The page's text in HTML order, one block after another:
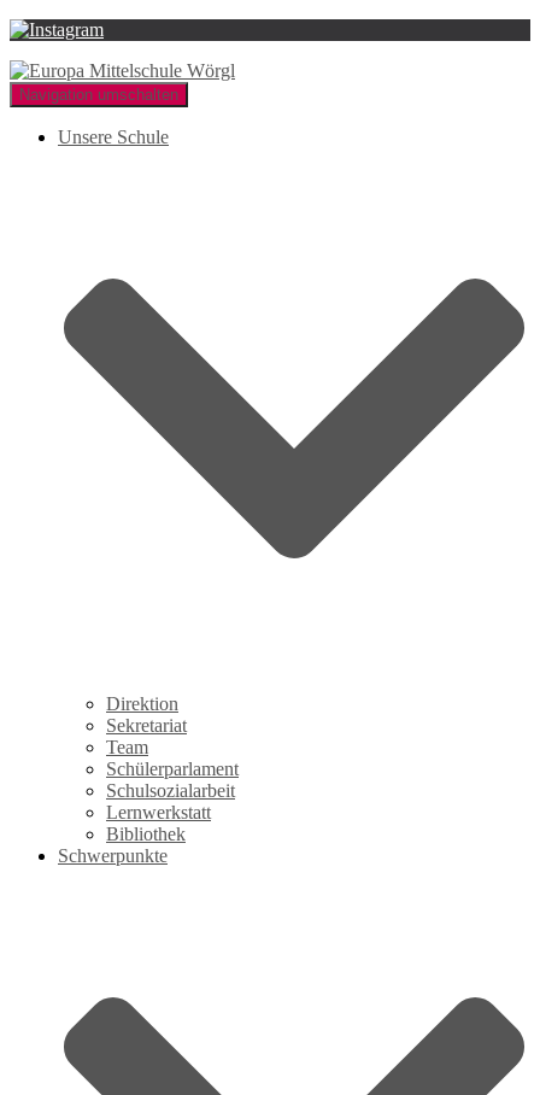
Navigation umschalten
Unsere Schule
Direktion
Sekretariat
Team
Schülerparlament
Schulsozialarbeit
Lernwerkstatt
Bibliothek
Schwerpunkte